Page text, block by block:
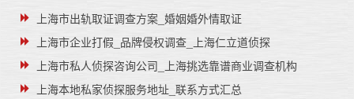
上海市出轨取证调查方案_婚姻婚外情取证
上海市企业打假_品牌侵权调查_上海仁立道侦探
上海市私人侦探咨询公司_上海挑选靠谱商业调查机构
上海本地私家侦探服务地址_联系方式汇总